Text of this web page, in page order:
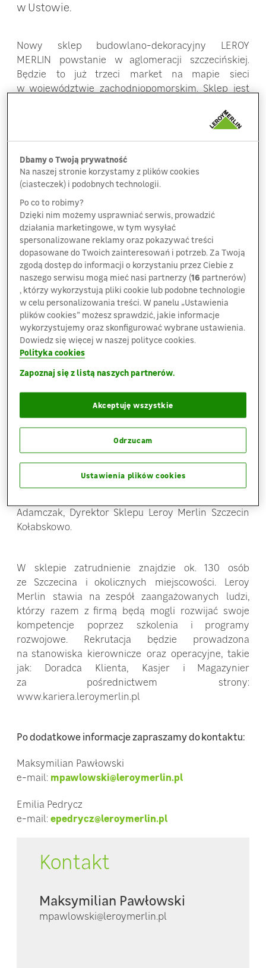
w Ustowie.
Nowy sklep budowlano-dekoracyjny LEROY
MERLIN powstanie w aglomeracji szczecińskiej.
Będzie to już trzeci market na mapie sieci
w województwie zachodniopomorskim. Sklep jest
Kołbaskowo, przy ul. Floriana Krygiera w Ustowie.
Prace budowlane już zostały rozpoczęte, a otwarcie
sklepu dla klientów planowane jest na pierwszy
kwartał 2020 roku.
Mieszkańcy Szczecina i okolic będą mogli skorzystać
z szerokiej oferty produktów i usług dla domu
i ogrodu. Na powierzchni 10 000 m2 dostępnych
będzie około 34 tys. produktów. Sklep będzie
dysponował przestronną powierzchnią dla
materiałów budowlanych, gdzie klienci będą mogli
w łatwy sposób zapakować zakupione materiały
bezpośrednio do samochodu. Do dyspozycji
zmotoryzowanych klientów będzie dostępny
przestronny parking z ponad 400 miejscami
parkingowymi.
„Jestem dumny z naszego sklepu jaki
wychodząc naprzeciw mieszkańcom miasta i gminy.
Nasi klienci oprócz możliwości zrobienia zakupów,
będą mogli pod okiem fachowców zaprojektować
swoją przestrzeń, zainspirować się przygotowaną
przez nas strefą kuchni i łazienek, zaaranżować
dekoracje przestrzeni, a także zlecić montaż
Adamczak, Dyrektor Sklepu Leroy Merlin Szczecin
Kołabskowo.
W sklepie zatrudnienie znajdzie ok. 130 osób
ze Szczecina i okolicznych miejscowości. Leroy
Merlin stawia na zespół zaangażowanych ludzi,
którzy razem z firmą będą mogli rozwijać swoje
kompetencje poprzez szkolenia i programy
rozwojowe. Rekrutacja będzie prowadzona
na stanowiska kierownicze oraz operacyjne, takie
jak: Doradca Klienta, Kasjer i Magazynier
za pośrednictwem strony:
www.kariera.leroymerlin.pl
Po dodatkowe informacje zapraszamy do kontaktu:
Maksymilian Pawłowski
e-mail: mpawlowski@leroymerlin.pl
Emilia Pedrycz
e-mail:epedrycz@leroymerlin.pl
Kontakt
Maksymilian Pawłowski
mpawlowski@leroymerlin.pl
Dbamy o Twoją prywatność
Na naszej stronie korzystamy z plików cookies
(ciasteczek) i podobnych technologii.
Po co to robimy?
Dzięki nim możemy usprawniać serwis, prowadzić
działania marketingowe, w tym wysyłać
spersonalizowane reklamy oraz pokazywać treści
dopasowane do Twoich zainteresowań i potrzeb. Za Twoją
zgodą dostęp do informacji o korzystaniu przez Ciebie z
naszego serwisu mogą mieć nasi partnerzy (16 partnerów)
, którzy wykorzystują pliki cookie lub podobne technologie
w celu personalizowania treści. W panelu „Ustawienia
plików cookies” możesz sprawdzić, jakie informacje
wykorzystujemy oraz skonfigurować wybrane ustawienia.
Dowiedz się więcej w naszej polityce cookies.
Polityka cookies
Zapoznaj się z listą naszych partnerów.
Ustawienia plików cookies
Odrzucam
Akceptuję wszystkie